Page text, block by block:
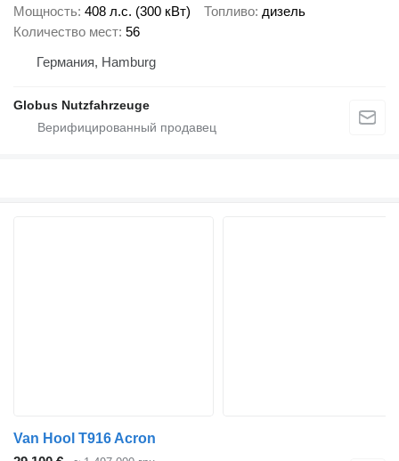
Мощность 408 л.с. (300 кВт) Топливо дизель
Количество мест 56
Германия, Hamburg
Globus Nutzfahrzeuge
Van Hool T916 Acron